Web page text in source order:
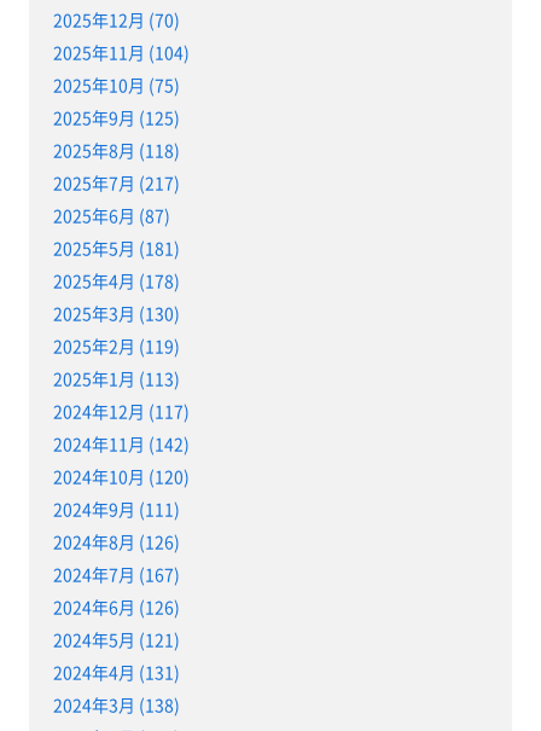
2025年12月 (70)
2025年11月 (104)
2025年10月 (75)
2025年9月 (125)
2025年8月 (118)
2025年7月 (217)
2025年6月 (87)
2025年5月 (181)
2025年4月 (178)
2025年3月 (130)
2025年2月 (119)
2025年1月 (113)
2024年12月 (117)
2024年11月 (142)
2024年10月 (120)
2024年9月 (111)
2024年8月 (126)
2024年7月 (167)
2024年6月 (126)
2024年5月 (121)
2024年4月 (131)
2024年3月 (138)